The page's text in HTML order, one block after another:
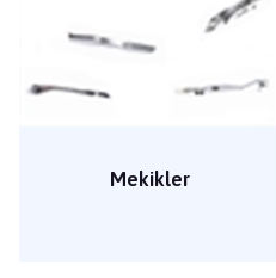
Mekikler